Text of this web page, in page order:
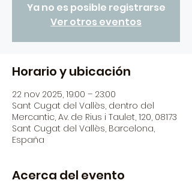
Ya no es posible registrarse
Ver otros eventos
Horario y ubicación
22 nov 2025, 19:00 – 23:00
Sant Cugat del Vallès, dentro del
Mercantic, Av. de Rius i Taulet, 120, 08173
Sant Cugat del Vallès, Barcelona,
España
Acerca del evento